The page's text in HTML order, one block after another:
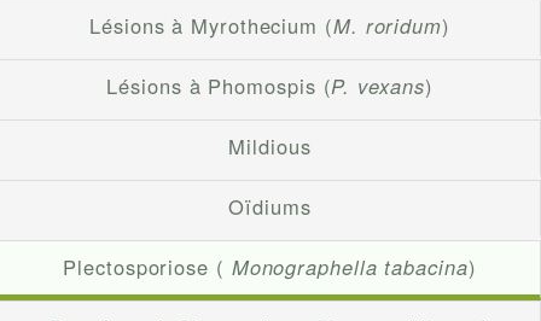
Lésions à Myrothecium (M. roridum)
Lésions à Phomospis (P. vexans)
Mildious
Oïdiums
Plectosporiose ( Monographella tabacina)